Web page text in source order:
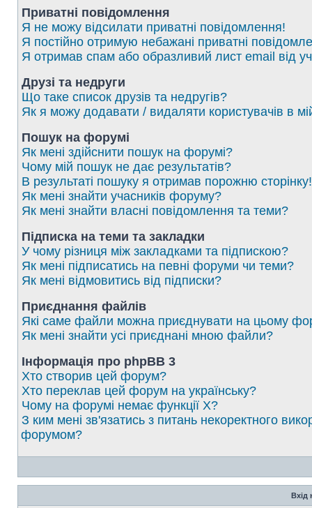
Приватні повідомлення
Я не можу відсилати приватні повідомлення!
Я постійно отримую небажані приватні
Я отримав спам або образливий лист email від
Друзі та недруги
Що таке список друзів та недругів?
Як я можу додавати / видаляти користувачів в
Пошук на форумі
Як мені здійснити пошук на форумі?
Чому мій пошук не дає результатів?
В результаті пошуку я отримав порожню сторінку!
Як мені знайти учасників форуму?
Як мені знайти власні повідомлення та теми?
Підписка на теми та закладки
У чому різниця між закладками та підпискою?
Як мені підписатись на певні форуми чи теми?
Як мені відмовитись від підписки?
Приєднання файлів
Які саме файли можна приєднувати на цьому
Як мені знайти усі приєднані мною файли?
Інформація про phpBB 3
Хто створив цей форум?
Хто переклав цей форум на українську?
Чому на форумі немає функції X?
З ким мені зв'язатись з питань некоректного
форумом?
Вхід